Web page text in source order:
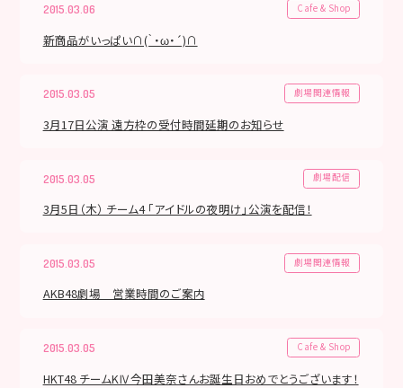
2015.03.06 Cafe & Shop
新商品がいっぱい∩(｀・ω・´)∩
2015.03.05 劇場関連情報
3月17日公演 遠方枠の受付時間延期のお知らせ
2015.03.05 劇場配信
3月5日（木） チーム4 「アイドルの夜明け」公演を配信！
2015.03.05 劇場関連情報
AKB48劇場 営業時間のご案内
2015.03.05 Cafe & Shop
HKT48 チームKⅣ今田美奈さんお誕生日おめでとうございます！